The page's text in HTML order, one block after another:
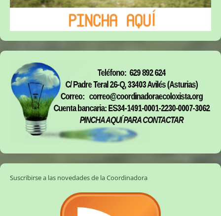
Suscribirse a las novedades de la Coordinadora